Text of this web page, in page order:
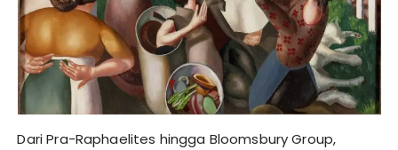
Dari Pra-Raphaelites hingga Bloomsbury Group,